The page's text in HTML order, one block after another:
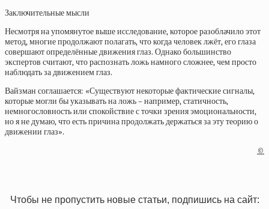
Заключительные мысли
Несмотря на упомянутое выше исследование, которое разоблачило этот
метод, многие продолжают полагать, что когда человек лжёт, его глаза
совершают определённые движения глаз. Однако большинство
экспертов считают, что распознать ложь намного сложнее, чем просто
наблюдать за движением глаз.
Вайзман соглашается: «Существуют некоторые фактические сигналы,
которые могли бы указывать на ложь – например, статичность,
немногословность или спокойствие с точки зрения эмоциональности,
но я не думаю, что есть причина продолжать держаться за эту теорию о
движении глаз».
©
Чтобы не пропустить новые статьи, подпишись на сайт: